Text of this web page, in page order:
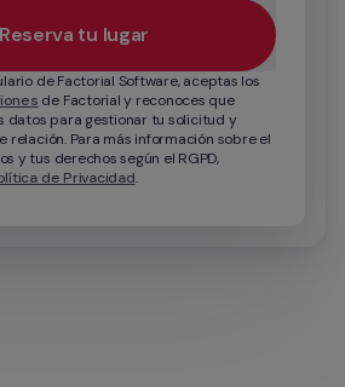
de Factorial y reconoces que
datos para gestionar tu solicitud y
relación. Para más información sobre el
y tus derechos según el RGPD,
de Privacidad.
Reserva tu lugar